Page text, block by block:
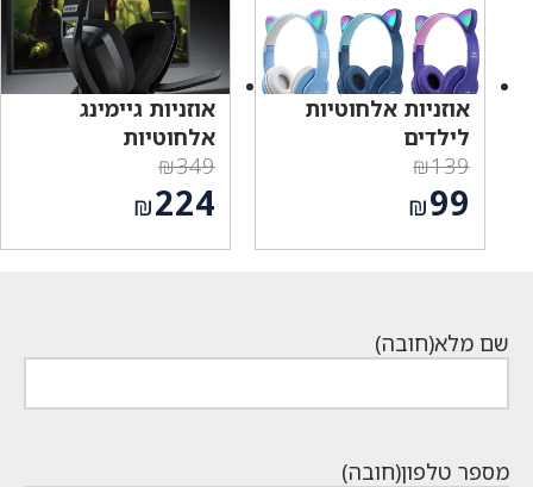
אוזניות אלחוטיות
לילדים
₪139
המחיר
המקורי
היה:
₪99
אוזניות גיימינג
אלחוטיות
₪349
המחיר
המקורי
היה:
₪224
שם מלא(חובה)
מספר טלפון(חובה)